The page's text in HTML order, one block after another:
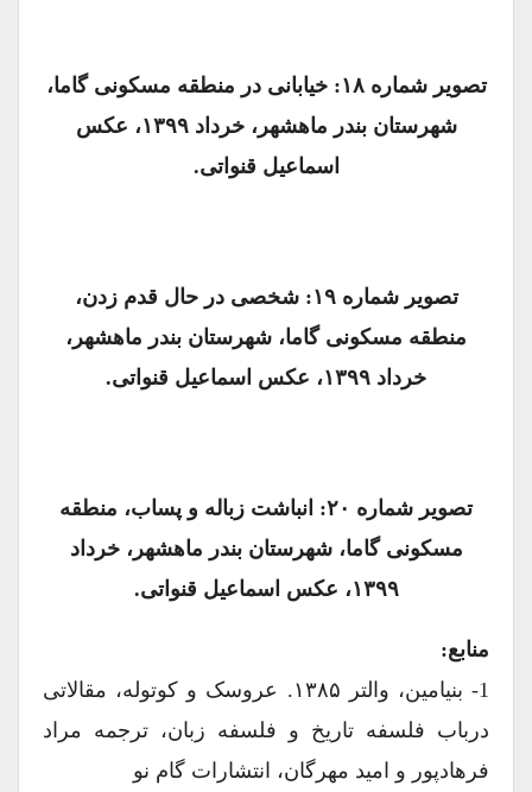
تصویر شماره ۱۸: خیابانی در منطقه مسکونی گاما،
شهرستان بندر ماهشهر، خرداد ۱۳۹۹، عکس
اسماعیل قنواتی.
تصویر شماره ۱۹: شخصی در حال قدم زدن،
منطقه مسکونی گاما، شهرستان بندر ماهشهر،
خرداد ۱۳۹۹، عکس اسماعیل قنواتی.
تصویر شماره ۲۰: انباشت زباله و پساب، منطقه
مسکونی گاما، شهرستان بندر ماهشهر، خرداد
۱۳۹۹، عکس اسماعیل قنواتی.
منابع:
1- بنیامین، والتر ۱۳۸۵. عروسک و کوتوله، مقالاتی
درباب فلسفه تاریخ و فلسفه زبان، ترجمه مراد
فرهادپور و امید مهرگان، انتشارات گام نو